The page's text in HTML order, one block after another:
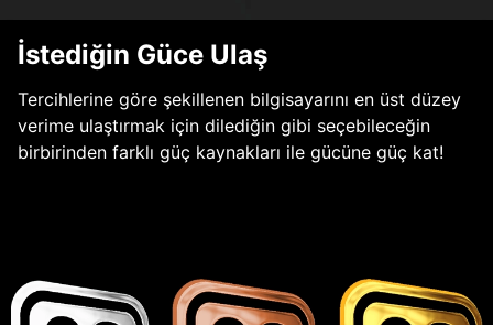
İstediğin Güce Ulaş
Tercihlerine göre şekillenen bilgisayarını en üst düzey
verime ulaştırmak için dilediğin gibi seçebileceğin
birbirinden farklı güç kaynakları ile gücüne güç kat!